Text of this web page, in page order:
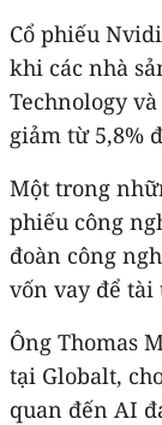
Cổ phiếu
khi các nhà
Technology
giảm từ 5,8%
Một trong
phiếu công
đoàn công
vốn vay để tài
Ông Thomas
tại Globalt,
quan đến AI